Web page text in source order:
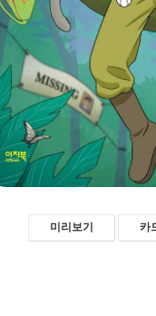
미리보기 카